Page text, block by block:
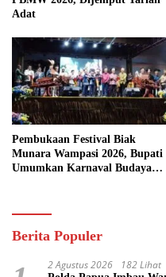
Adat
Pembukaan Festival Biak
Munara Wampasi 2026, Bupati
Umumkan Karnaval Budaya
Berita Populer
2 Agustus 2026 182 Lihat